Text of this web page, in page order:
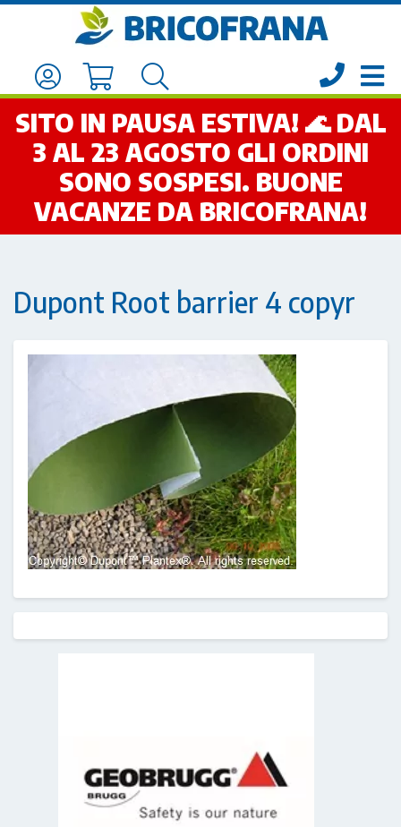
SITO IN PAUSA ESTIVA! 🌊 DAL
3 AL 23 AGOSTO GLI ORDINI
SONO SOSPESI. BUONE
VACANZE DA BRICOFRANA!
Dupont Root barrier 4 copyr